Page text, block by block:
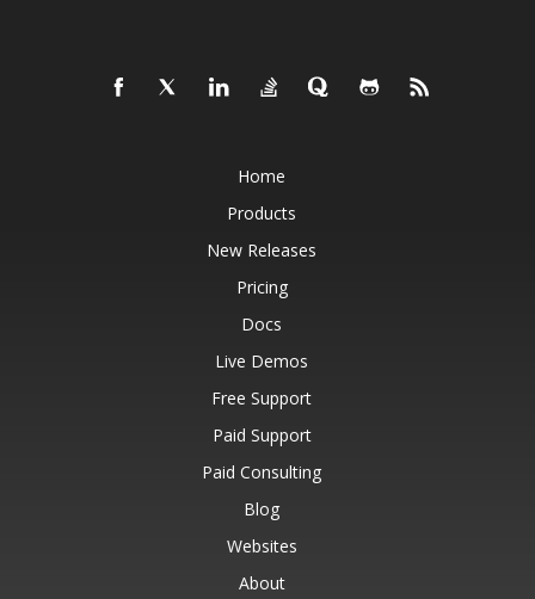
Home
Products
New Releases
Pricing
Docs
Live Demos
Free Support
Paid Support
Paid Consulting
Blog
Websites
About